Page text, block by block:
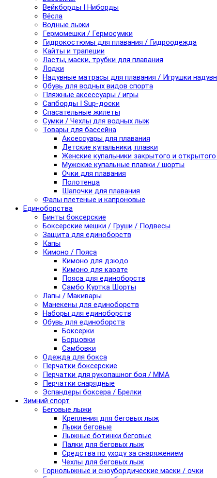
Вейкборды I Ниборды
Вёсла
Водные лыжи
Гермомешки / Гермосумки
Гидрокостюмы для плавания / Гидроодежда
Кайты и трапеции
Ласты, маски, трубки для плавания
Лодки
Надувные матрасы для плавания / Игрушки
Обувь для водных видов спорта
Пляжные аксессуары / игры
Сапборды I Sup-доски
Спасательные жилеты
Сумки / Чехлы для водных лыж
Товары для бассейна
Аксессуары для плавания
Детские купальники, плавки
Женские купальники закрытого и
Мужские купальные плавки / шорты
Очки для плавания
Полотенца
Шапочки для плавания
Фалы плетеные и капроновые
Единоборства
Бинты боксерские
Боксерские мешки / Груши / Подвесы
Защита для единоборств
Капы
Кимоно / Пояса
Кимоно для дзюдо
Кимоно для карате
Пояса для единоборств
Самбо Куртка Шорты
Лапы / Макивары
Манекены для единоборств
Наборы для единоборств
Обувь для единоборств
Боксерки
Борцовки
Самбовки
Одежда для бокса
Перчатки боксерские
Перчатки для рукопашног боя / ММА
Перчатки снарядные
Эспандеры боксера / Брелки
Зимний спорт
Беговые лыжи
Крепления для беговых лыж
Лыжи беговые
Лыжные ботинки беговые
Палки для беговых лыж
Средства по уходу за снаряжением
Чехлы для беговых лыж
Горнолыжные и сноубордические маски / очки